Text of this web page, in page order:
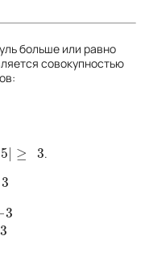
больше или равно
совокупностью
≥ 3
3
.
3
3
3
≥3